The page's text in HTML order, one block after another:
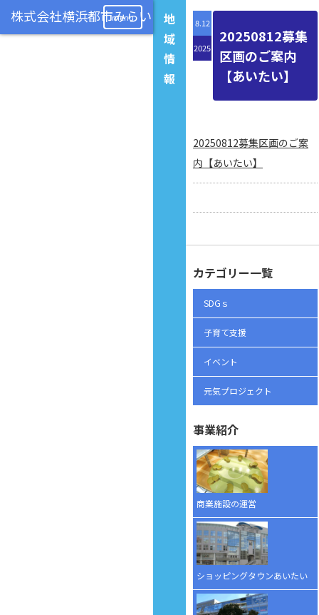
menu
地
域
情
報
8.12
2025
20250812募集
区画のご案内
【あいたい】
20250812募集区画のご案
内【あいたい】
カテゴリー一覧
SDGｓ
子育て支援
イベント
元気プロジェクト
事業紹介
商業施設の運営
ショッピングタウンあいたい